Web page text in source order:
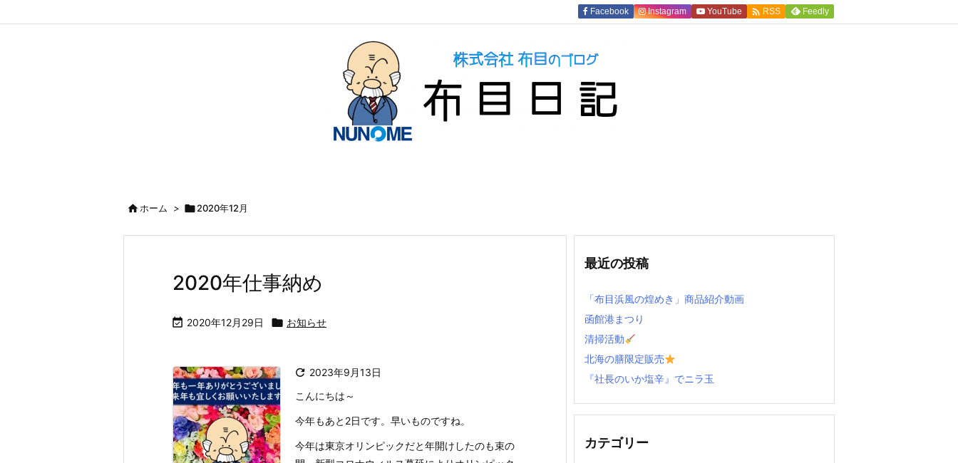
Facebook Instagram YouTube  RSS Feedly
ホーム > 2020年12月
2020年仕事納め
 2020年12月29日  お知らせ
 2023年9月13日
こんにちは～
今年もあと2日です。早いものですね。
今年は東京オリンピックだと年開けしたのも束の
最近の投稿
「布目浜風の煌めき」商品紹介動画
函館港まつり
清掃活動
北海の膳限定販売
『社長のいか塩辛』でニラ玉
カテゴリー